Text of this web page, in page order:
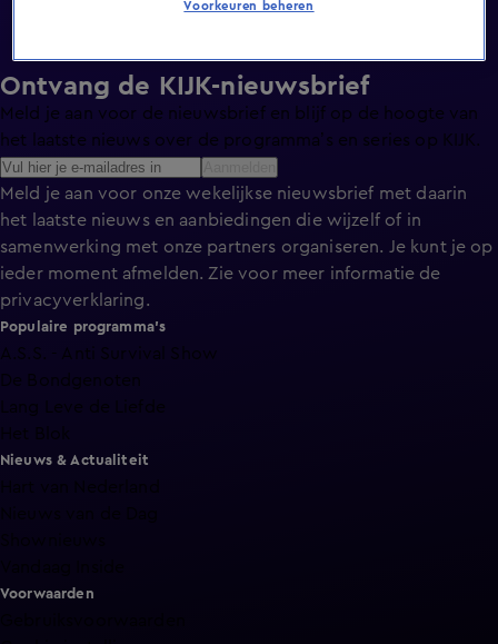
Ontvang de KIJK-nieuwsbrief
Meld je aan voor de nieuwsbrief en blijf op de hoogte van
het laatste nieuws over de programma’s en series op KIJK.
Meld je aan voor onze wekelijkse nieuwsbrief met daarin
het laatste nieuws en aanbiedingen die wijzelf of in
samenwerking met onze partners organiseren. Je kunt je op
ieder moment afmelden. Zie voor meer informatie de
privacyverklaring.
Populaire programma's
A.S.S. - Anti Survival Show
De Bondgenoten
Lang Leve de Liefde
Het Blok
Nieuws & Actualiteit
Voorwaarden
Voorkeuren beheren